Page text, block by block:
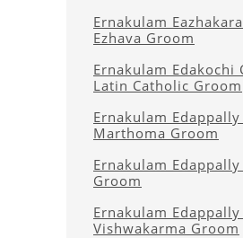
Ernakulam
Ezhava Groom
Ernakulam Edakochi
Latin Catholic Groom
Ernakulam
Marthoma Groom
Ernakulam
Groom
Ernakulam
Vishwakarma Groom